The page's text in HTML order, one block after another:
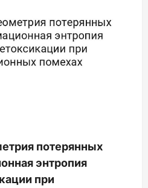
потерянных
энтропия
при